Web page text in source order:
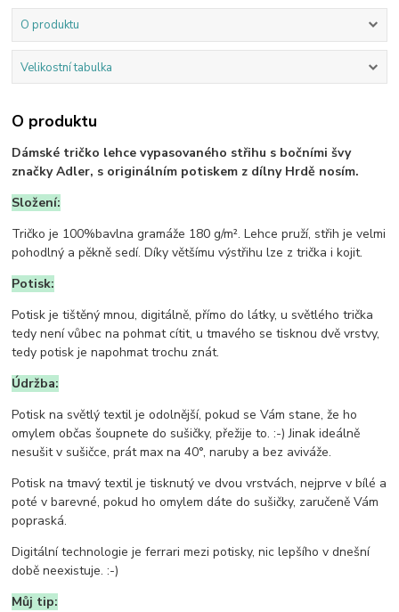
O produktu
Velikostní tabulka
O produktu
Dámské tričko lehce vypasovaného střihu s bočními švy
značky Adler, s originálním potiskem z dílny Hrdě nosím.
Složení:
Tričko je 100%bavlna gramáže 180 g/m². Lehce pruží, střih je velmi
pohodlný a pěkně sedí. Díky většímu výstřihu lze z trička i kojit.
Potisk:
Potisk je tištěný mnou, digitálně, přímo do látky, u světlého trička
tedy není vůbec na pohmat cítit, u tmavého se tisknou dvě vrstvy,
tedy potisk je napohmat trochu znát.
Údržba:
Potisk na světlý textil je odolnější, pokud se Vám stane, že ho
omylem občas šoupnete do sušičky, přežije to. :-) Jinak ideálně
nesušit v sušičce, prát max na 40°, naruby a bez aviváže.
Potisk na tmavý textil je tisknutý ve dvou vrstvách, nejprve v bílé a
poté v barevné, pokud ho omylem dáte do sušičky, zaručeně Vám
popraská.
Digitální technologie je ferrari mezi potisky, nic lepšího v dnešní
době neexistuje. :-)
Můj tip: